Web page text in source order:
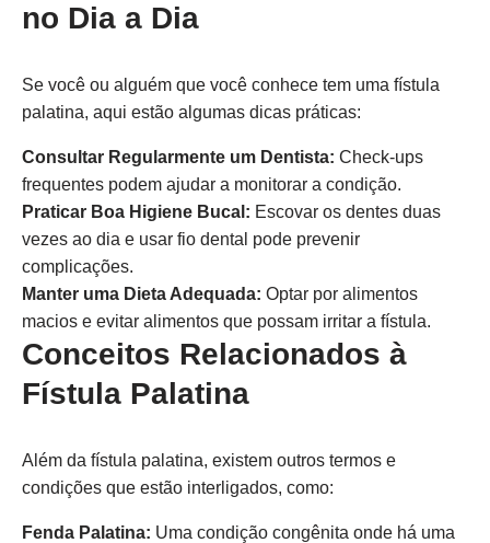
no Dia a Dia
Se você ou alguém que você conhece tem uma fístula
palatina, aqui estão algumas dicas práticas:
Consultar Regularmente um Dentista: Check-ups
frequentes podem ajudar a monitorar a condição.
Praticar Boa Higiene Bucal: Escovar os dentes duas
vezes ao dia e usar fio dental pode prevenir
complicações.
Manter uma Dieta Adequada: Optar por alimentos
macios e evitar alimentos que possam irritar a fístula.
Conceitos Relacionados à
Fístula Palatina
Além da fístula palatina, existem outros termos e
condições que estão interligados, como:
Fenda Palatina: Uma condição congênita onde há uma